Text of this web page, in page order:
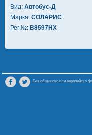
Как Да Стигна?
Инфо
Вид:Автобус-Д
Марка:СОЛАРИС
Рег.№:В8597НХ
Без общинско или европейско